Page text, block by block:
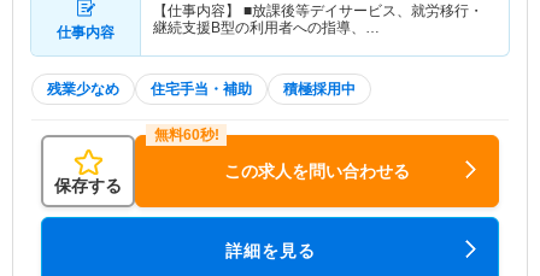
仕事内容
【仕事内容】 ■放課後等デイサービス、就労移行・
継続支援B型の利用者への指導、…
残業少なめ 住宅手当・補助 積極採用中
保存する
この求人を問い合わせる
詳細を見る